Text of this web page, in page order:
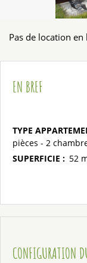
Pas de location en
EN BREF
TYPE
pièces - 2
SUPERFICIE : 52
CONFIGURATION